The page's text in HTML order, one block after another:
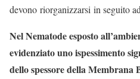
devono riorganizzarsi in seguito
Nel Nematode esposto
evidenziato unoispessimento
dello spessore della Membrana